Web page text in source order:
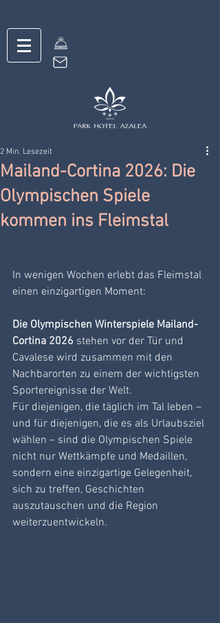
Mailand-Cortina 2026: Die
Olympischen Spiele
kommen ins Fleimstal
2 Min. Lesezeit
In wenigen Wochen erlebt das Fleimstal
einen einzigartigen Moment:
Die Olympischen Winterspiele Mailand-
Cortina 2026 stehen vor der Tür und
Cavalese wird zusammen mit den
Nachbarorten zu einem der wichtigsten
Sportereignisse der Welt.
Für diejenigen, die täglich im Tal leben –
und für diejenigen, die es als Urlaubsziel
wählen – sind die Olympischen Spiele
nicht nur Wettkämpfe und Medaillen,
sondern eine einzigartige Gelegenheit,
sich zu treffen, Geschichten
auszutauschen und die Region
weiterzuentwickeln.